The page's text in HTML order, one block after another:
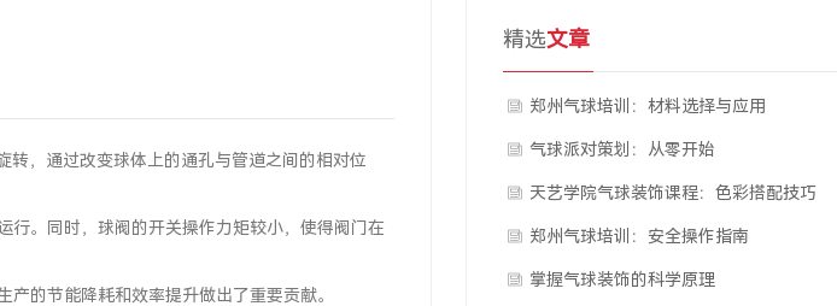
转，通过改变球体上的通孔与管道之间的相对位
行。同时，球阀的开关操作力矩较小，使得阀门在
的节能降耗和效率提升做出了重要贡献。
精选文章
郑州气球培训：材料选择与应用
气球派对策划：从零开始
天艺学院气球装饰课程：色彩搭配技巧
郑州气球培训：安全操作指南
掌握气球装饰的科学原理